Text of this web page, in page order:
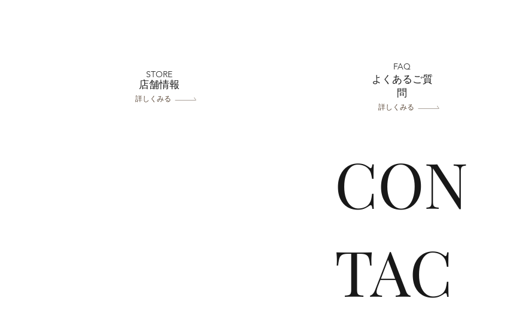
CON
TAC
STORE
​店舗情報
詳しくみる
FAQ
よくあるご質
問
詳しくみる